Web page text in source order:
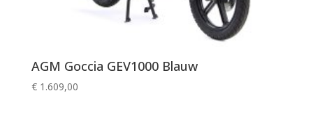
AGM Goccia GEV1000 Blauw
€1.609,00